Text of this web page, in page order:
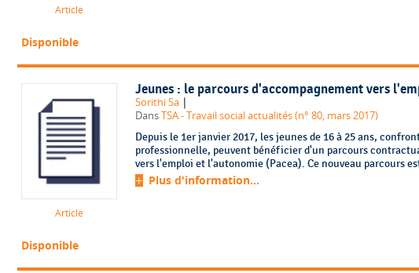
Article
Disponible
Article
Jeunes : le parcours d'accompagnement vers
Sorithi Sa |
DansTSA - Travail social actualités (n° 80, mars 2017)
Depuis le 1er janvier 2017, les jeunes de 16 à 25 ans,
professionnelle, peuvent bénéficier d'un parcours
vers l'emploi et l'autonomie (Pacea). Ce nouveau parcours
Plus d'information...
Disponible